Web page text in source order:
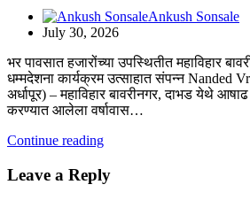
Ankush Sonsale
July 30, 2026
भर पावसात हजारोंच्या उपस्थितीत महाविहार
धम्मदेशना कार्यक्रम उत्साहात संपन्न Nanded
अर्धापूर) – महाविहार बावरीनगर, दाभड येथे आषाढ
करण्यात आलेला वर्षावास…
Continue reading
Leave a Reply